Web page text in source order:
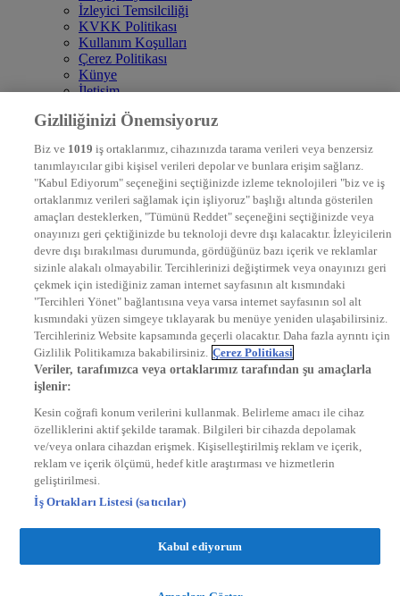
İzleyici Temsilciliği
KVKK Politikası
Kullanım Koşulları
Çerez Politikası
Künye
İletişim
DYG Televizyonlar
STAR
EURO STAR
KRAL POP TV
DYG Radyolar
NTV RADYO
KRAL FM
KRAL POP
EKSEN
VOYAGE
DYG Dijital
ntv.com.tr
ntvspor.net
secim.ntv.com.tr
startv.com.tr
kralmuzik.com.tr
Gizliliğinizi Önemsiyoruz
Biz ve 1019 iş ortaklarımız, cihazınızda tarama verileri veya benzersiz
tanımlayıcılar gibi kişisel verileri depolar ve bunlara erişim sağlarız.
"Kabul Ediyorum" seçeneğini seçtiğinizde izleme teknolojileri "biz ve iş
ortaklarımız verileri sağlamak için işliyoruz" başlığı altında gösterilen
amaçları desteklerken, "Tümünü Reddet" seçeneğini seçtiğinizde veya
onayınızı geri çektiğinizde bu teknoloji devre dışı kalacaktır. İzleyicilerin
devre dışı bırakılması durumunda, gördüğünüz bazı içerik ve reklamlar
sizinle alakalı olmayabilir. Tercihlerinizi değiştirmek veya onayınızı geri
çekmek için istediğiniz zaman internet sayfasının alt kısmındaki
"Tercihleri Yönet" bağlantısına veya varsa internet sayfasının sol alt
kısmındaki yüzen simgeye tıklayarak bu menüye yeniden ulaşabilirsiniz.
Tercihleriniz Website kapsamında geçerli olacaktır. Daha fazla ayrıntı için
Gizlilik Politikamıza bakabilirsiniz. Çerez Politikasi
Veriler, tarafımızca veya ortaklarımız tarafından şu amaçlarla
işlenir:
Kesin coğrafi konum verilerini kullanmak. Belirleme amacı ile cihaz
özelliklerini aktif şekilde taramak. Bilgileri bir cihazda depolamak
ve/veya onlara cihazdan erişmek. Kişiselleştirilmiş reklam ve içerik,
reklam ve içerik ölçümü, hedef kitle araştırması ve hizmetlerin
geliştirilmesi.
İş Ortakları Listesi (satıcılar)
Kabul ediyorum